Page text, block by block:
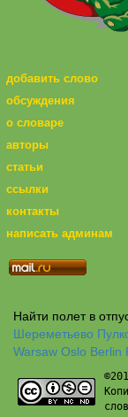
добавить слово
обсуждения
о словаре
авторы
статьи
ссылки
контакты
написать админам
Найти полет в
Шереметьево
Warsaw Oslo Berlin